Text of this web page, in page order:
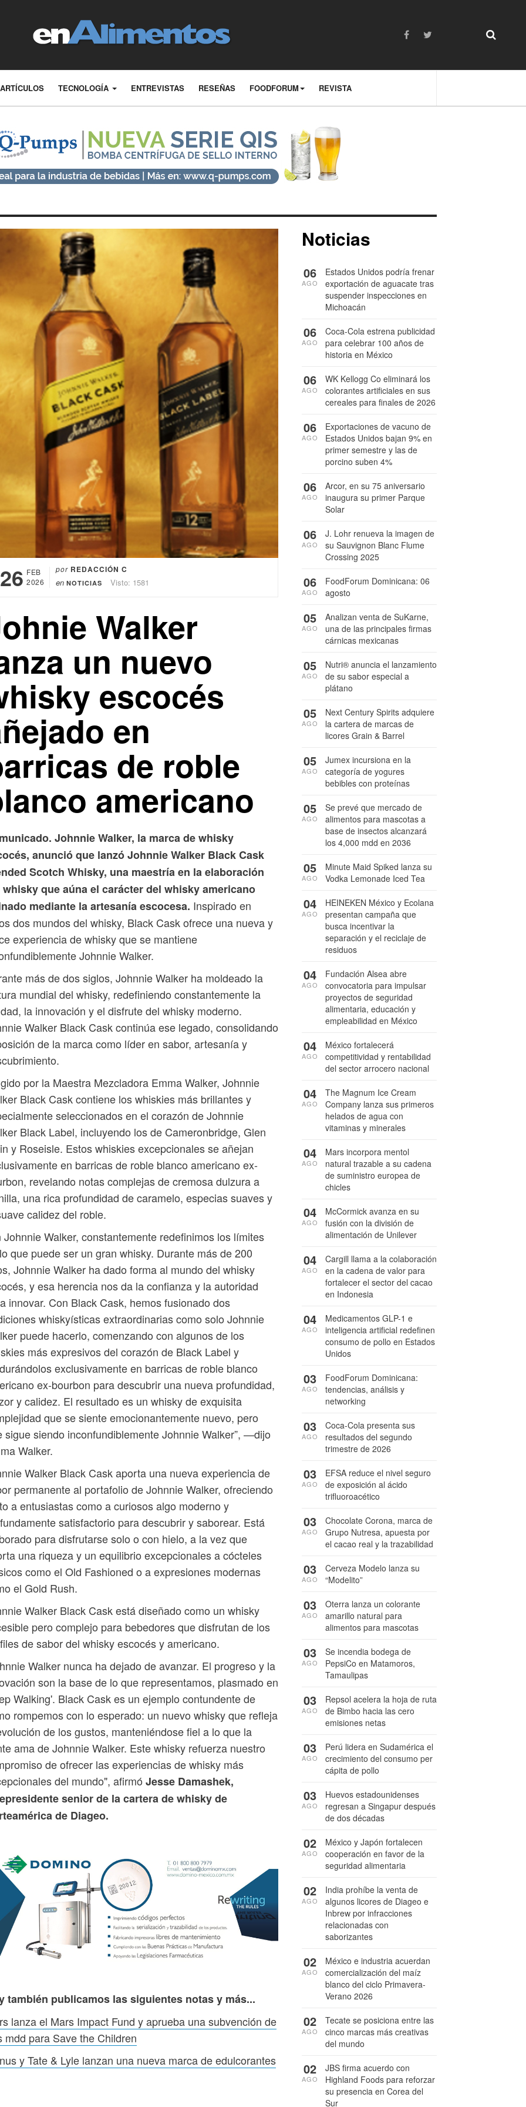
ARTÍCULOS TECNOLOGÍA ENTREVISTAS RESEÑAS FOODFORUM REVISTA
26 FEB
2026
por REDACCIÓN C
en NOTICIAS Visto: 1581
Walker
un nuevo
escocés
en
de roble
americano
Johnnie Walker, la marca de whisky
anunció que lanzó Johnnie Walker Black Cask
Scotch Whisky, una maestría en la elaboración
whisky que aúna el carácter del whisky americano
mediante la artesanía escocesa. Inspirado en
dos mundos del whisky, Black Cask ofrece una nueva y
experiencia de whisky que se mantiene
Johnnie Walker.
más de dos siglos, Johnnie Walker ha moldeado la
mundial del whisky, redefiniendo constantemente la
la innovación y el disfrute del whisky moderno.
Walker Black Cask continúa ese legado, consolidando
de la marca como líder en sabor, artesanía y
por la Maestra Mezcladora Emma Walker, Johnnie
Black Cask contiene los whiskies más brillantes y
seleccionados en el corazón de Johnnie
Black Label, incluyendo los de Cameronbridge, Glen
y Roseisle. Estos whiskies excepcionales se añejan
en barricas de roble blanco americano ex-
revelando notas complejas de cremosa dulzura a
una rica profundidad de caramelo, especias suaves y
calidez del roble.
Johnnie Walker, constantemente redefinimos los límites
que puede ser un gran whisky. Durante más de 200
Johnnie Walker ha dado forma al mundo del whisky
y esa herencia nos da la confianza y la autoridad
innovar. Con Black Cask, hemos fusionado dos
whiskyísticas extraordinarias como solo Johnnie
puede hacerlo, comenzando con algunos de los
más expresivos del corazón de Black Label y
exclusivamente en barricas de roble blanco
ex-bourbon para descubrir una nueva profundidad,
y calidez. El resultado es un whisky de exquisita
que se siente emocionantemente nuevo, pero
sigue siendo inconfundiblemente Johnnie Walker”, —dijo
Walker.
Walker Black Cask aporta una nueva experiencia de
permanente al portafolio de Johnnie Walker, ofreciendo
a entusiastas como a curiosos algo moderno y
satisfactorio para descubrir y saborear. Está
para disfrutarse solo o con hielo, a la vez que
una riqueza y un equilibrio excepcionales a cócteles
como el Old Fashioned o a expresiones modernas
el Gold Rush.
Walker Black Cask está diseñado como un whisky
pero complejo para bebedores que disfrutan de los
de sabor del whisky escocés y americano.
Walker nunca ha dejado de avanzar. El progreso y la
son la base de lo que representamos, plasmado en
Walking'. Black Cask es un ejemplo contundente de
rompemos con lo esperado: un nuevo whisky que refleja
de los gustos, manteniéndose fiel a lo que la
ama de Johnnie Walker. Este whisky refuerza nuestro
de ofrecer las experiencias de whisky más
del mundo", afirmó Jesse Damashek,
senior de la cartera de whisky de
de Diageo.
también publicamos las siguientes notas y más...
lanza el Mars Impact Fund y aprueba una subvención de
mdd para Save the Children
y Tate & Lyle lanzan una nueva marca de edulcorantes
Noticias
Estados Unidos podría frenar
exportación de aguacate tras
suspender inspecciones en
Michoacán
06
AGO
Coca-Cola estrena publicidad
para celebrar 100 años de
historia en México
06
AGO
WK Kellogg Co eliminará los
colorantes artificiales en sus
cereales para finales de 2026
06
AGO
Exportaciones de vacuno de
Estados Unidos bajan 9% en
primer semestre y las de
porcino suben 4%
06
AGO
Arcor, en su 75 aniversario
inaugura su primer Parque
Solar
06
AGO
J. Lohr renueva la imagen de
su Sauvignon Blanc Flume
Crossing 2025
06
AGO
FoodForum Dominicana: 06
agosto
06
AGO
Analizan venta de SuKarne,
una de las principales firmas
cárnicas mexicanas
05
AGO
Nutri® anuncia el lanzamiento
de su sabor especial a
plátano
05
AGO
Next Century Spirits adquiere
la cartera de marcas de
licores Grain & Barrel
05
AGO
Jumex incursiona en la
categoría de yogures
bebibles con proteínas
05
AGO
Se prevé que mercado de
alimentos para mascotas a
base de insectos alcanzará
los 4,000 mdd en 2036
05
AGO
Minute Maid Spiked lanza su
Vodka Lemonade Iced Tea
05
AGO
HEINEKEN México y Ecolana
presentan campaña que
busca incentivar la
separación y el reciclaje de
residuos
04
AGO
Fundación Alsea abre
convocatoria para impulsar
proyectos de seguridad
alimentaria, educación y
empleabilidad en México
04
AGO
México fortalecerá
competitividad y rentabilidad
del sector arrocero nacional
04
AGO
The Magnum Ice Cream
Company lanza sus primeros
helados de agua con
vitaminas y minerales
04
AGO
Mars incorpora mentol
natural trazable a su cadena
de suministro europea de
chicles
04
AGO
McCormick avanza en su
fusión con la división de
alimentación de Unilever
04
AGO
Cargill llama a la colaboración
en la cadena de valor para
fortalecer el sector del cacao
en Indonesia
04
AGO
Medicamentos GLP-1 e
inteligencia artificial redefinen
consumo de pollo en Estados
Unidos
04
AGO
FoodForum Dominicana:
tendencias, análisis y
networking
03
AGO
Coca-Cola presenta sus
resultados del segundo
trimestre de 2026
03
AGO
EFSA reduce el nivel seguro
de exposición al ácido
trifluoroacético
03
AGO
Chocolate Corona, marca de
Grupo Nutresa, apuesta por
el cacao real y la trazabilidad
03
AGO
Cerveza Modelo lanza su
“Modelito”
03
AGO
Oterra lanza un colorante
amarillo natural para
alimentos para mascotas
03
AGO
Se incendia bodega de
PepsiCo en Matamoros,
Tamaulipas
03
AGO
Repsol acelera la hoja de ruta
de Bimbo hacia las cero
emisiones netas
03
AGO
Perú lidera en Sudamérica el
crecimiento del consumo per
cápita de pollo
03
AGO
Huevos estadounidenses
regresan a Singapur después
de dos décadas
03
AGO
México y Japón fortalecen
cooperación en favor de la
seguridad alimentaria
02
AGO
India prohíbe la venta de
algunos licores de Diageo e
Inbrew por infracciones
relacionadas con
saborizantes
02
AGO
México e industria acuerdan
comercialización del maíz
blanco del ciclo Primavera-
Verano 2026
02
AGO
Tecate se posiciona entre las
cinco marcas más creativas
del mundo
02
AGO
JBS firma acuerdo con
Highland Foods para reforzar
su presencia en Corea del
Sur
02
AGO